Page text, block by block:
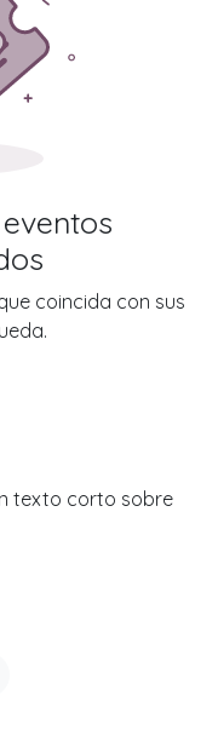
coincida con sus
texto corto sobre